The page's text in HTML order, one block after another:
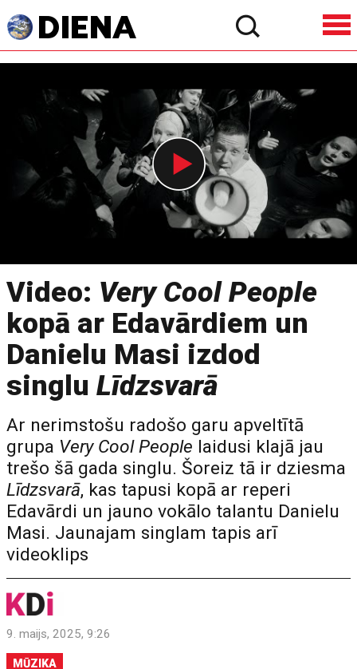
Video: Very Cool People
kopā ar Edavārdiem un
Danielu Masi izdod
singluLīdzsvarā
Ar nerimstošu radošo garu apveltītā
grupa Very Cool People laidusi klajā jau
trešo šā gada singlu. Šoreiz tā ir dziesma
Līdzsvarā, kas tapusi kopā ar reperi
Edavārdi un jauno vokālo talantu Danielu
Masi. Jaunajam singlam tapis arī
videoklips
9. maijs, 2025, 9:26
MŪZIKA